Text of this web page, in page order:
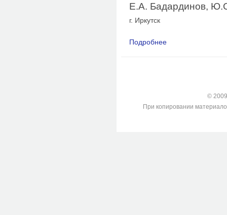
Е.А. Бадардинов,
г. Иркутск
Подробнее
©
При копировании